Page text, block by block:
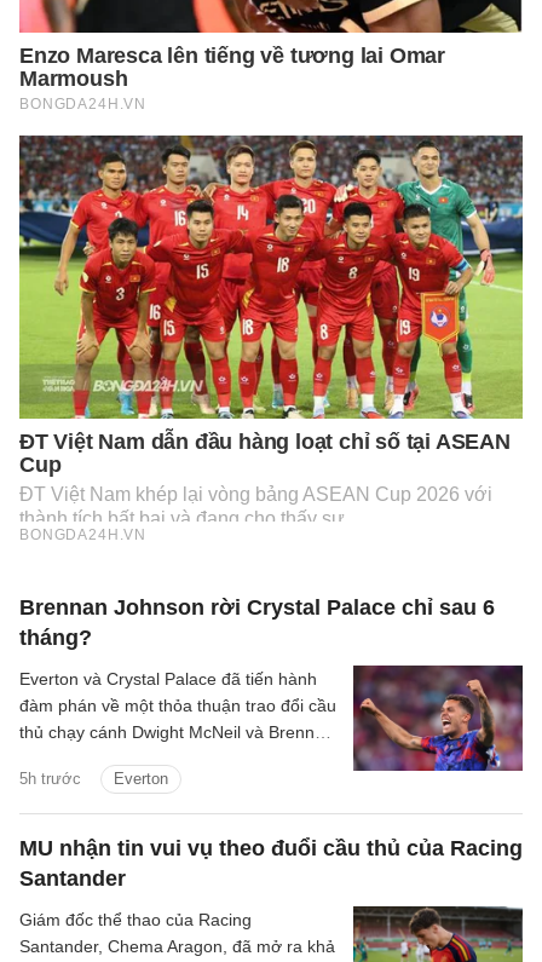
Brennan Johnson rời Crystal Palace chỉ sau 6
tháng?
5h trước Everton
Everton và Crystal Palace đã tiến hành
đàm phán về một thỏa thuận trao đổi cầu
thủ chạy cánh Dwight McNeil và Brennan
MU nhận tin vui vụ theo đuổi cầu thủ của Racing
Santander
Giám đốc thể thao của Racing
Santander, Chema Aragon, đã mở ra khả